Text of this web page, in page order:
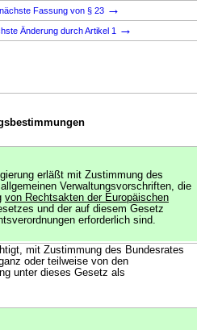
nächste Fassung von § 23 →
Änderung durch Artikel 1 →
erläßt mit Zustimmung des
Verwaltungsvorschriften, die
von Rechtsakten der Europäischen
und der auf diesem Gesetz
erforderlich sind.
mit Zustimmung des Bundesrates
oder teilweise von den
unter dieses Gesetz als